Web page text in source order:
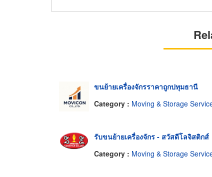
ขนย้ายเครื่องจักรราคาถูกปทุมธานี
Category : Moving & Storage
รับขนย้ายเครื่องจักร - สวัสดีโลจิสติกส์
Category : Moving & Storage